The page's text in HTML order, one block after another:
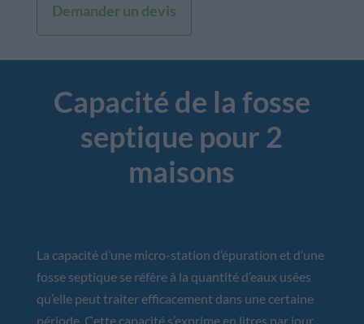
Demander un devis
Capacité de la fosse
septique pour 2
maisons
La capacité d’une micro-station d’épuration et d’une
fosse septique se réfère à la quantité d’eaux usées
qu’elle peut traiter efficacement dans une certaine
période. Cette capacité s’exprime en litres par jour